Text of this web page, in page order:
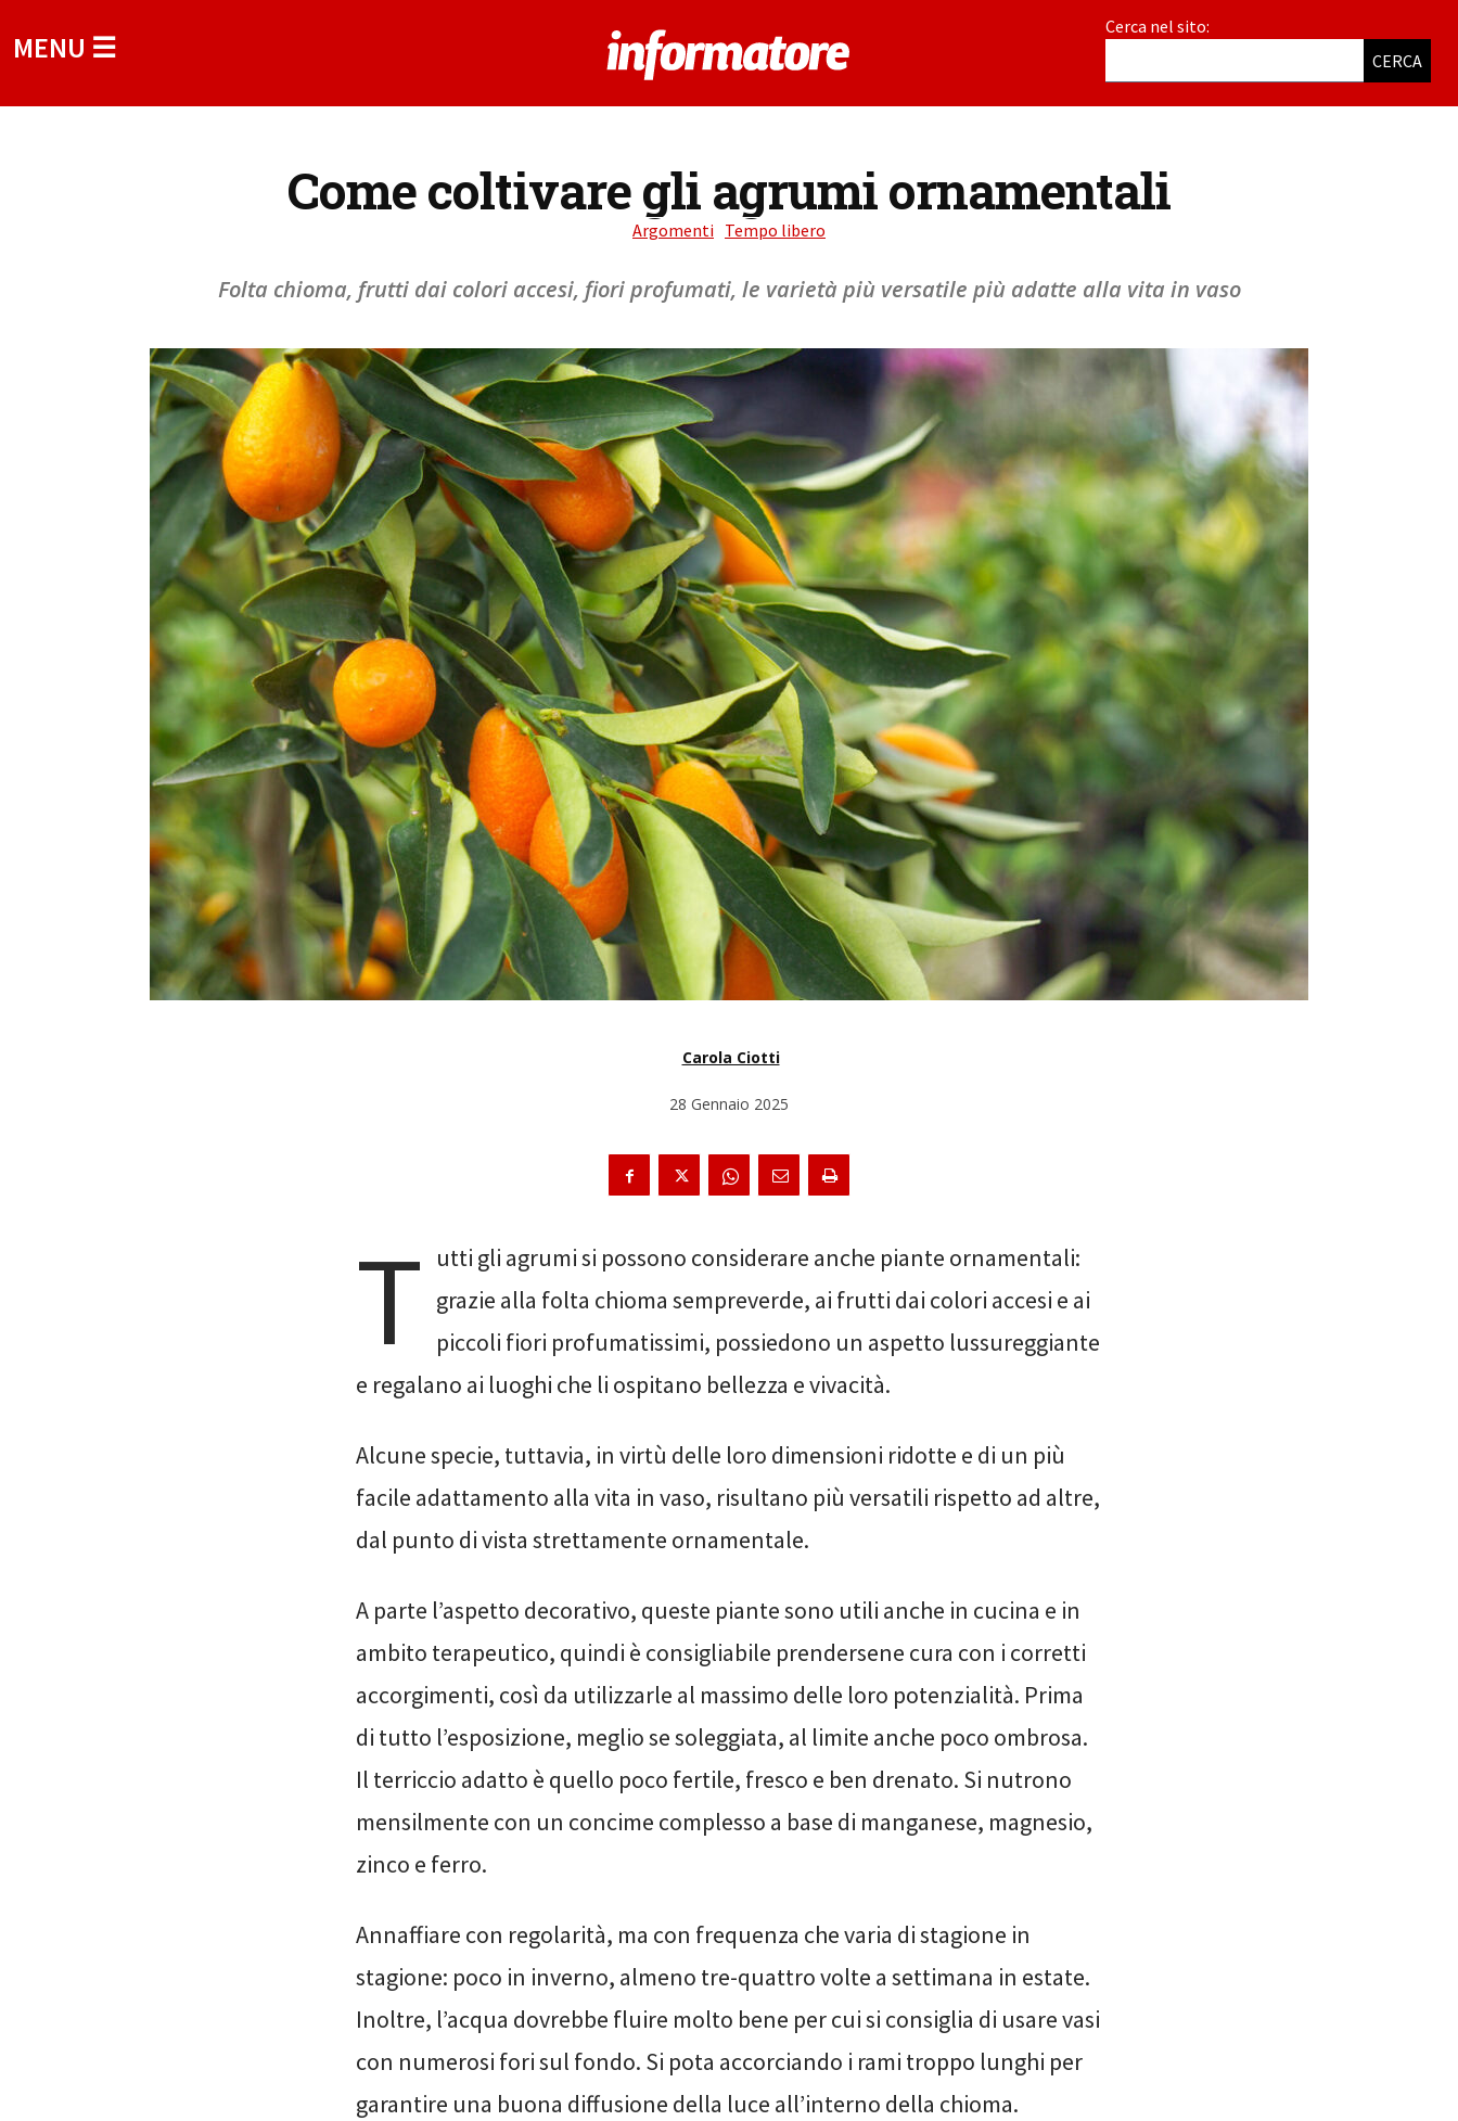
MENU ☰
Cerca nel sito:
CERCA
Come coltivare gli agrumi ornamentali
Argomenti Tempo libero
Folta chioma, frutti dai colori accesi, fiori profumati, le varietà più versatile più adatte alla vita in vaso
Carola Ciotti
28 Gennaio 2025
T
utti gli agrumi si possono considerare anche piante ornamentali:
grazie alla folta chioma sempreverde, ai frutti dai colori accesi e ai
piccoli fiori profumatissimi, possiedono un aspetto lussureggiante
e regalano ai luoghi che li ospitano bellezza e vivacità.
Alcune specie, tuttavia, in virtù delle loro dimensioni ridotte e di un più
facile adattamento alla vita in vaso, risultano più versatili rispetto ad altre,
dal punto di vista strettamente ornamentale.
A parte l’aspetto decorativo, queste piante sono utili anche in cucina e in
ambito terapeutico, quindi è consigliabile prendersene cura con i corretti
accorgimenti, così da utilizzarle al massimo delle loro potenzialità. Prima
di tutto l’esposizione, meglio se soleggiata, al limite anche poco ombrosa.
Il terriccio adatto è quello poco fertile, fresco e ben drenato. Si nutrono
mensilmente con un concime complesso a base di manganese, magnesio,
zinco e ferro.
Annaffiare con regolarità, ma con frequenza che varia di stagione in
stagione: poco in inverno, almeno tre-quattro volte a settimana in estate.
Inoltre, l’acqua dovrebbe fluire molto bene per cui si consiglia di usare vasi
con numerosi fori sul fondo. Si pota accorciando i rami troppo lunghi per
garantire una buona diffusione della luce all’interno della chioma.